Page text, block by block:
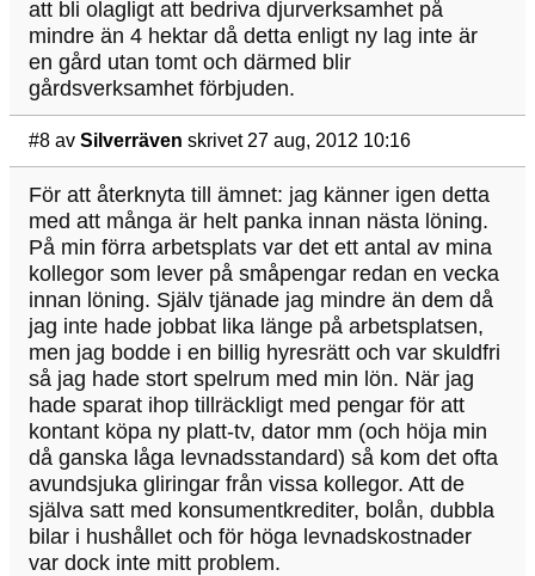
att bli olagligt att bedriva djurverksamhet på
mindre än 4 hektar då detta enligt ny lag inte är
en gård utan tomt och därmed blir
gårdsverksamhet förbjuden.
#8 av Silverräven skrivet 27 aug, 2012 10:16
För att återknyta till ämnet: jag känner igen detta
med att många är helt panka innan nästa löning.
På min förra arbetsplats var det ett antal av mina
kollegor som lever på småpengar redan en vecka
innan löning. Själv tjänade jag mindre än dem då
jag inte hade jobbat lika länge på arbetsplatsen,
men jag bodde i en billig hyresrätt och var skuldfri
så jag hade stort spelrum med min lön. När jag
hade sparat ihop tillräckligt med pengar för att
kontant köpa ny platt-tv, dator mm (och höja min
då ganska låga levnadsstandard) så kom det ofta
avundsjuka gliringar från vissa kollegor. Att de
själva satt med konsumentkrediter, bolån, dubbla
bilar i hushållet och för höga levnadskostnader
var dock inte mitt problem.